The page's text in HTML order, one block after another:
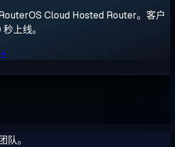
Cloud Hosted Router。客户
上线。
队。